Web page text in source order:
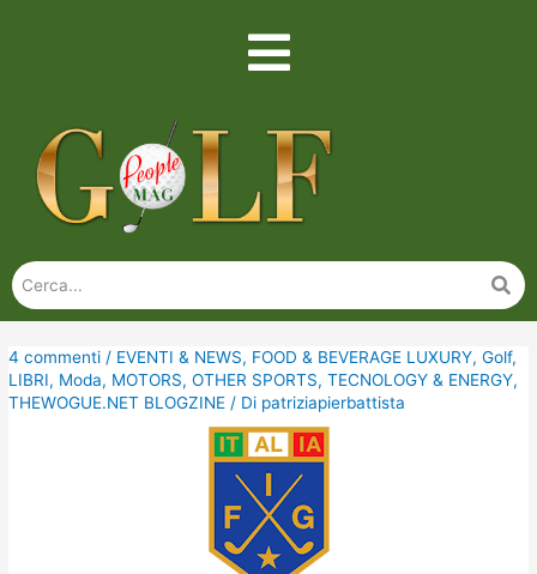
4 commenti / EVENTI & NEWS, FOOD & BEVERAGE LUXURY,Golf,
LIBRI, Moda, MOTORS,OTHER SPORTS,TECNOLOGY & ENERGY,
THEWOGUE.NET BLOGZINE / Di patriziapierbattista